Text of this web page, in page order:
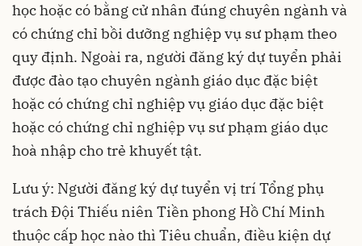
học hoặc có bằng cử nhân đúng chuyên ngành và
có chứng chỉ bồi dưỡng nghiệp vụ sư phạm theo
quy định. Ngoài ra, người đăng ký dự tuyển phải
được đào tạo chuyên ngành giáo dục đặc biệt
hoặc có chứng chỉ nghiệp vụ giáo dục đặc biệt
hoặc có chứng chỉ nghiệp vụ sư phạm giáo dục
hoà nhập cho trẻ khuyết tật.
Lưu ý: Người đăng ký dự tuyển vị trí Tổng phụ
trách Đội Thiếu niên Tiền phong Hồ Chí Minh
thuộc cấp học nào thì Tiêu chuẩn, điều kiện dự